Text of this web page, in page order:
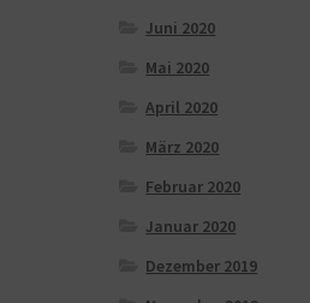
Juni 2020
Mai 2020
April 2020
März 2020
Februar 2020
Januar 2020
Dezember 2019